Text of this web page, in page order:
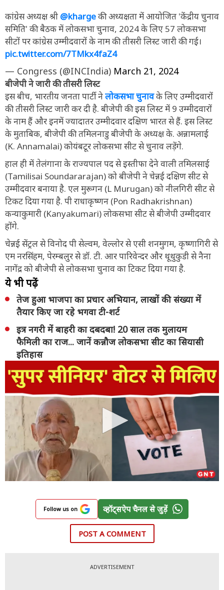
कांग्रेस अध्यक्ष श्री @khargeकी अध्यक्षता में आयोजित 'केंद्रीय चुनाव
समिति' की बैठक में लोकसभा चुनाव, 2024 के लिए 57 लोकसभा
सीटों पर कांग्रेस उम्मीदवारों के नाम की तीसरी लिस्ट जारी की गई।
pic.twitter.com/7TMkx4faZ4
— Congress (@INCIndia) March 21, 2024
बीजेपी ने जारी की तीसरी लिस्ट
इस बीच, भारतीय जनता पार्टी नेलोकसभा चुनावके लिए उम्मीदवारों
की तीसरी लिस्ट जारी कर दी है. बीजेपी की इस लिस्ट में 9 उम्मीदवारों
के नाम हैं और इनमें ज्यादातर उम्मीदवार दक्षिण भारत से हैं. इस लिस्ट
के मुताबिक, बीजेपी की तमिलनाडु बीजेपी के अध्यक्ष के. अन्नामलाई
(K. Annamalai) कोयंबटूर लोकसभा सीट से चुनाव लड़ेंगे.
हाल ही में तेलंगाना के राज्यपाल पद से इस्तीफा देने वाली तमिलसाई
(Tamilisai Soundararajan) को बीजेपी ने चेन्नई दक्षिण सीट से
उम्मीदवार बनाया है. एल मुरूगन (L Murugan) को नीलगिरी सीट से
टिकट दिया गया है. पी राधाकृष्णन (Pon Radhakrishnan)
कन्याकुमारी (Kanyakumari) लोकसभा सीट से बीजेपी उम्मीदवार
होंगे.
चेन्नई सेंट्रल से विनोद पी सेल्वम, वेल्लोर से एसी शनमुगम, कृष्णागिरी से
एम नरसिंहम, पेरम्बलुर से डॉ. टी. आर पारिवेन्दर और थूथुकुडी से नैना
नागेंद्र को बीजेपी से लोकसभा चुनाव का टिकट दिया गया है.
ये भी पढ़ें
तेज हुआ भाजपा का प्रचार अभियान, लाखों की संख्या में
तैयार किए जा रहे भगवा टी-शर्ट
इत्र नगरी में बाहरी का दबदबा! 20 साल तक मुलायम
फैमिली का राज... जानें कन्नौज लोकसभा सीट का सियासी
इतिहास
Follow us on व्हॉट्सऐप चैनल से जुड़ें
POST A COMMENT
ADVERTISEMENT